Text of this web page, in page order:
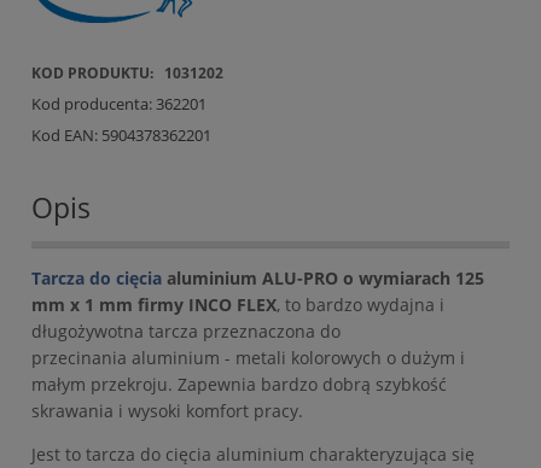
KOD PRODUKTU: 1031202
Kod producenta: 362201
Kod EAN: 5904378362201
Opis
Tarcza do cięcia aluminium ALU-PRO o wymiarach 125
mm x 1 mm firmy INCO FLEX, to bardzo wydajna i
długożywotna tarcza przeznaczona do
przecinania aluminium - metali kolorowych o dużym i
małym przekroju. Zapewnia bardzo dobrą szybkość
skrawania i wysoki komfort pracy.
Jest to tarcza do cięcia aluminium charakteryzująca się